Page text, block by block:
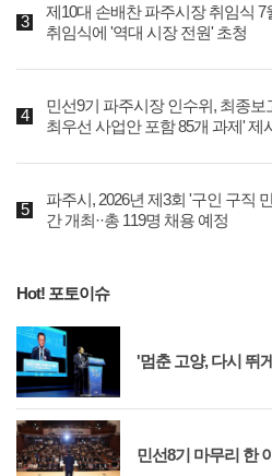
제10대 손배찬 파주시장 취임식 7
취임식에 '역대 시장 전원' 초청
민선9기 파주시장 인수위, 최종보
최우선 사업안 포함 85개 과제' 제
파주시, 2026년 제3회 '구인 구직
간 개최··총 119명 채용 예정
Hot! 포토이슈
'멈춘 고양, 다시 뛰
민선8기 마무리 한